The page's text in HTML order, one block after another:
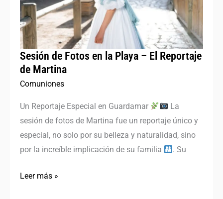
Sesión de Fotos en la Playa – El Reportaje
de Martina
Comuniones
Un Reportaje Especial en Guardamar
La
sesión de fotos de Martina fue un reportaje único y
especial, no solo por su belleza y naturalidad, sino
por la increíble implicación de su familia
. Su
Playa
–
El
Reportaje
de
Leer más »